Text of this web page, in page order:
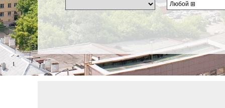
Любой ⊞